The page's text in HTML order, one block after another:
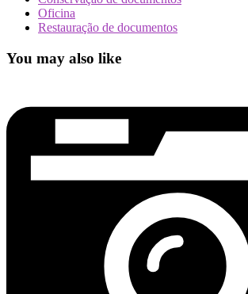
Oficina
Restauração de documentos
You may also like